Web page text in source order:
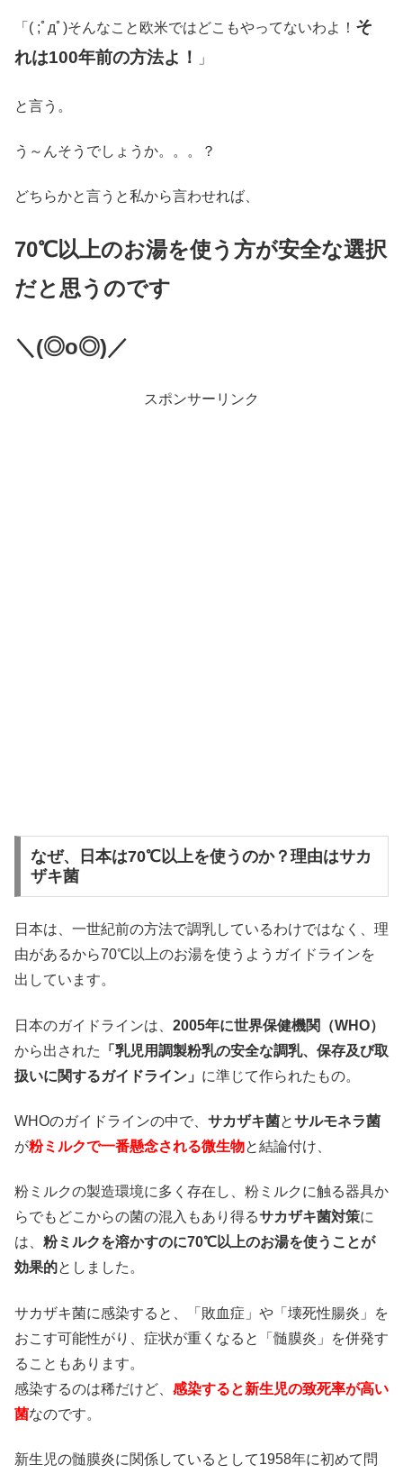
「( ;ﾟдﾟ)そんなこと欧米ではどこもやってないわよ！ そ
れは100年前の方法よ！
」
と言う。
う～んそうでしょうか。。。？
どちらかと言うと私から言わせれば、
70℃以上のお湯を使う方が安全な選択
だと思うのです
＼(◎o◎)／
スポンサーリンク
なぜ、日本は70℃以上を使うのか？理由はサカ
ザキ菌
日本は、一世紀前の方法で調乳しているわけではなく、理
由があるから70℃以上のお湯を使うようガイドラインを
出しています。
日本のガイドラインは、 2005年に世界保健機関（WHO）
から出された
「乳児用調製粉乳の安全な調乳、保存及び取
扱いに関するガイドライン」 に準じて作られたもの。
WHOのガイドラインの中で、 サカザキ菌とサルモネラ菌
が粉ミルクで一番懸念される微生物と結論付け、
粉ミルクの製造環境に多く存在し、粉ミルクに触る器具か
らでもどこからの菌の混入もあり得るサカザキ菌対策に
は、 粉ミルクを溶かすのに70℃以上のお湯を使うことが
効果的としました。
サカザキ菌に感染すると、「敗血症」や「壊死性腸炎」を
おこす可能性がり、症状が重くなると「髄膜炎」を併発す
ることもあります。
感染するのは稀だけど、 感染すると新生児の致死率が高い
菌なのです。
新生児の髄膜炎に関係しているとして1958年に初めて問